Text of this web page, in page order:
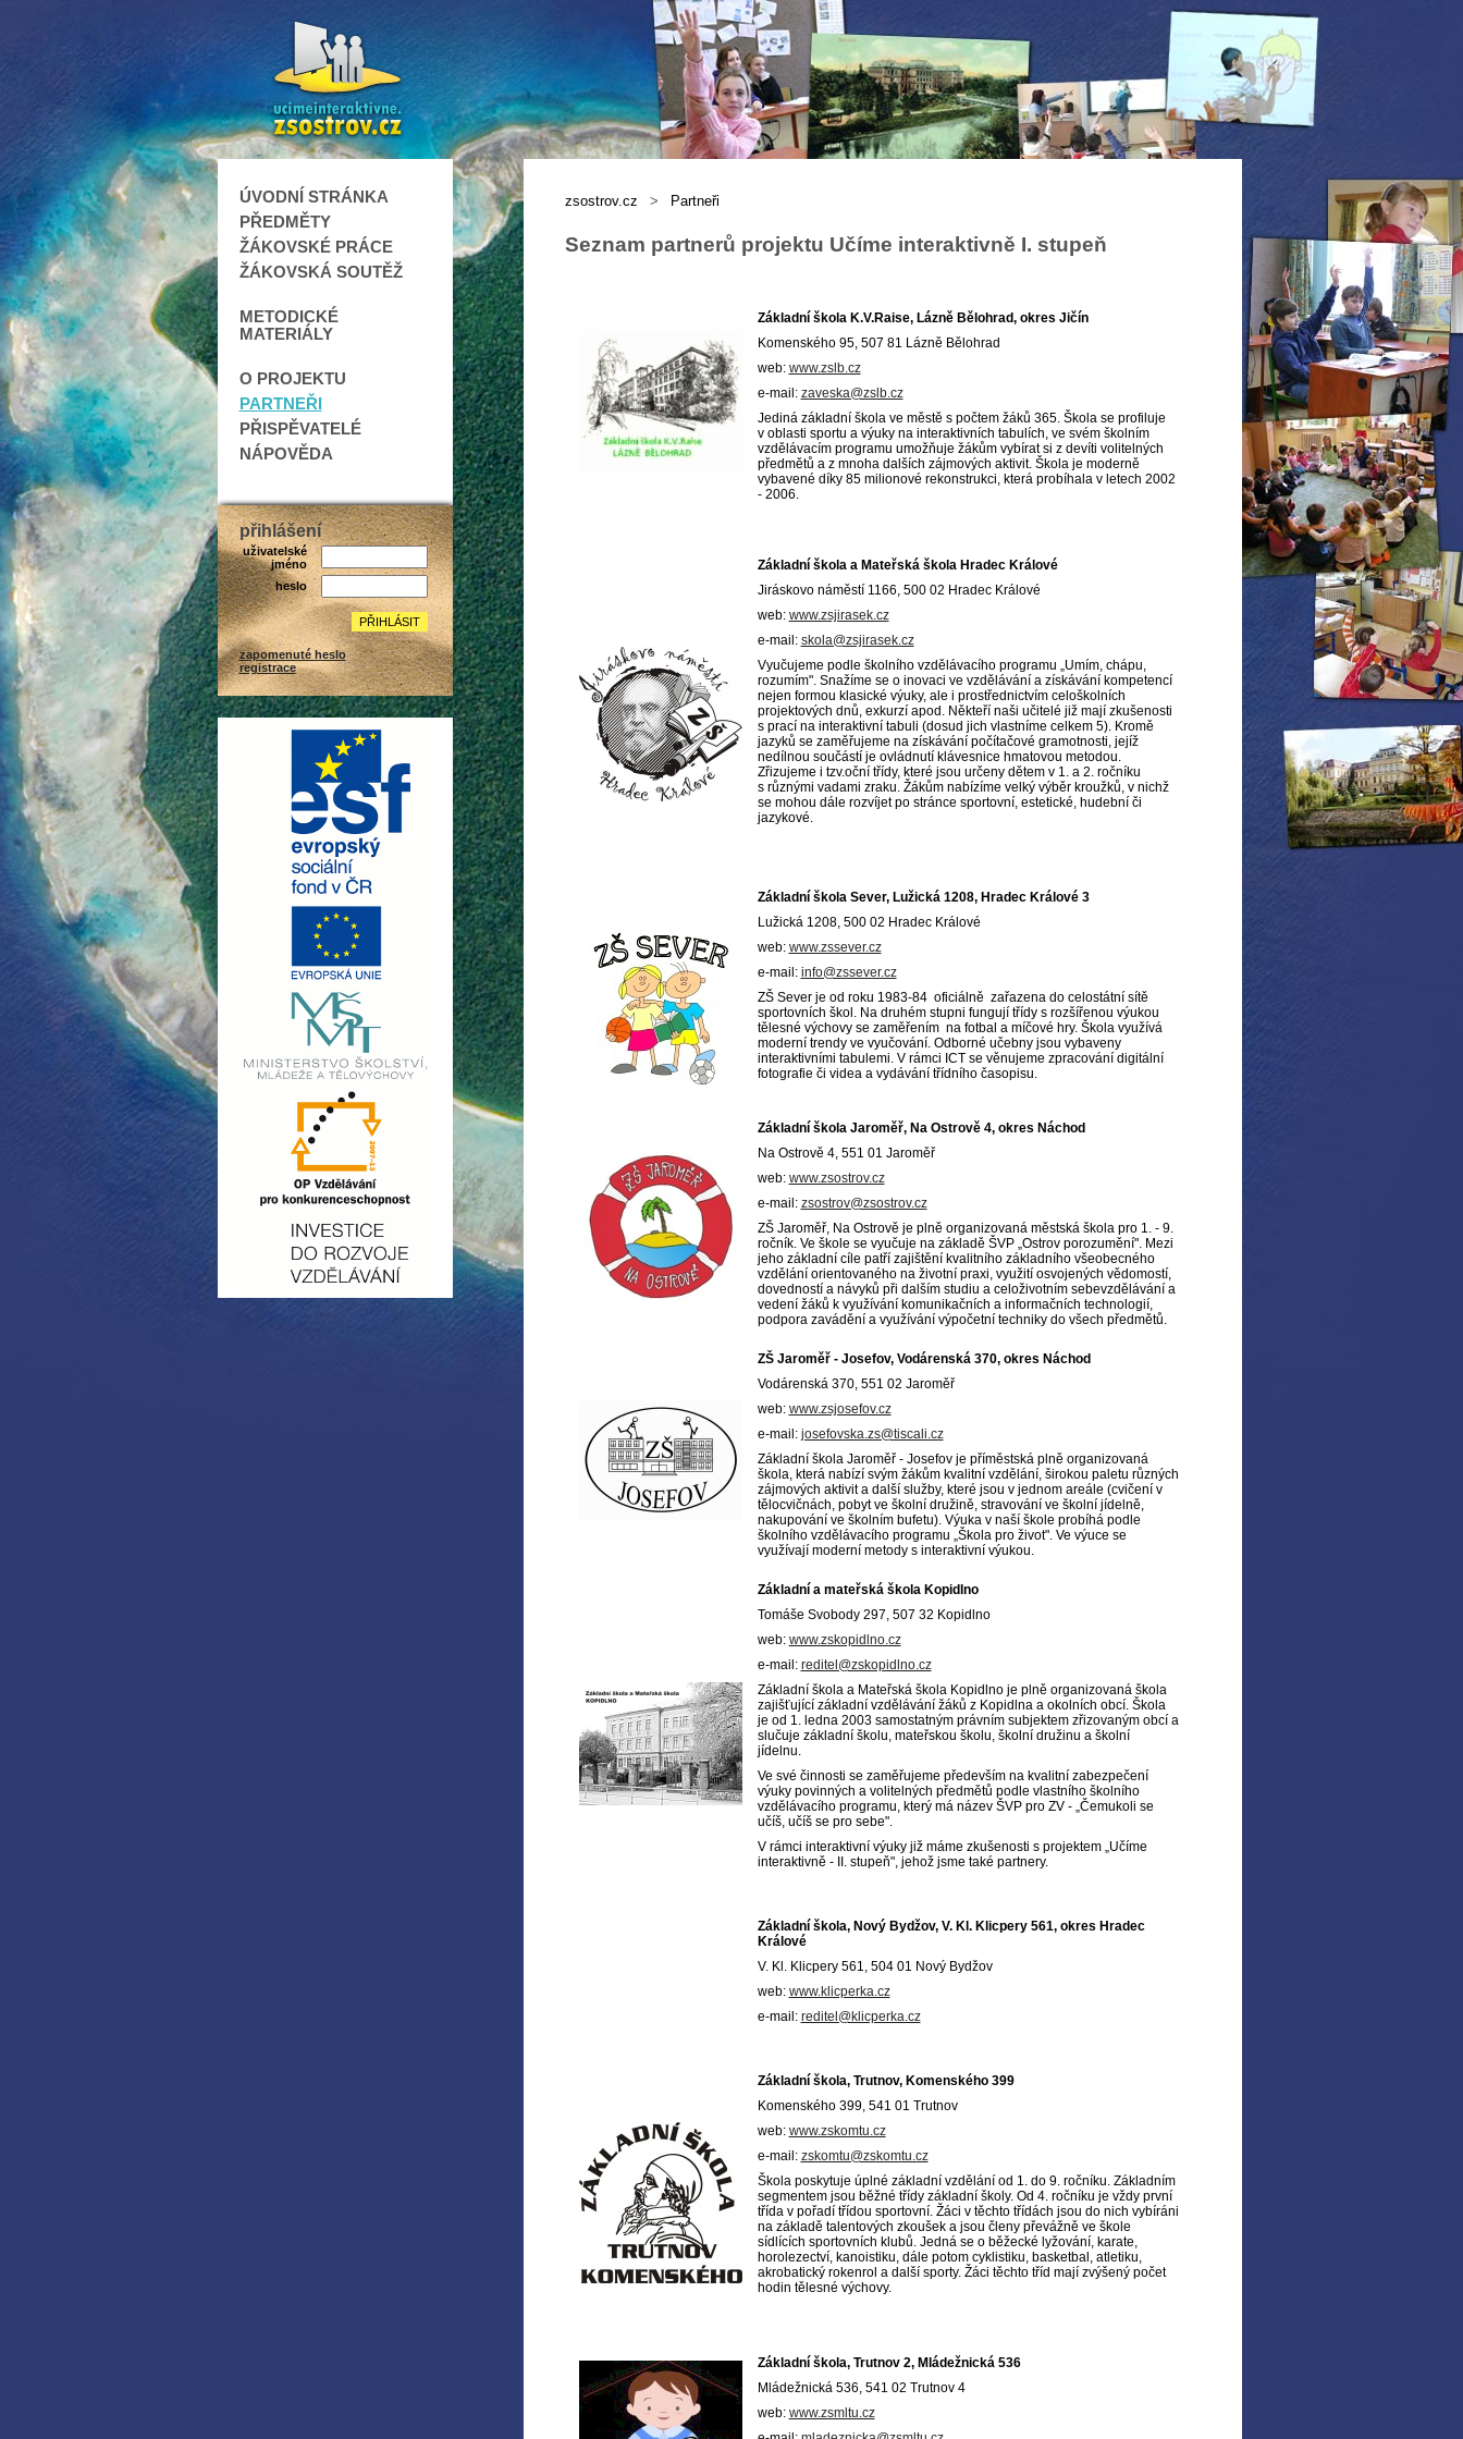
ÚVODNÍ STRÁNKA
PŘEDMĚTY
ŽÁKOVSKÉ PRÁCE
ŽÁKOVSKÁ SOUTĚŽ
METODICKÉ
MATERIÁLY
O PROJEKTU
PARTNEŘI
PŘISPĚVATELÉ
NÁPOVĚDA
přihlášení
uživatelské
jméno
heslo
zapomenuté heslo
registrace
zsostrov.cz > Partneři
Seznam partnerů projektu Učíme interaktivně I. stupeň
Základní škola K.V.Raise, Lázně Bělohrad, okres Jičín
Komenského 95, 507 81 Lázně Bělohrad
web: www.zslb.cz
e-mail: zaveska@zslb.cz
Jediná základní škola ve městě s počtem žáků 365. Škola se profiluje
v oblasti sportu a výuky na interaktivních tabulích, ve svém školním
vzdělávacím programu umožňuje žákům vybírat si z devíti volitelných
předmětů a z mnoha dalších zájmových aktivit. Škola je moderně
vybavené díky 85 milionové rekonstrukci, která probíhala v letech 2002
- 2006.
Základní škola a Mateřská škola Hradec Králové
Jiráskovo náměstí 1166, 500 02 Hradec Králové
web: www.zsjirasek.cz
e-mail: skola@zsjirasek.cz
Vyučujeme podle školního vzdělávacího programu „Umím, chápu,
rozumím". Snažíme se o inovaci ve vzdělávání a získávání kompetencí
nejen formou klasické výuky, ale i prostřednictvím celoškolních
projektových dnů, exkurzí apod. Někteří naši učitelé již mají zkušenosti
s prací na interaktivní tabuli (dosud jich vlastníme celkem 5). Kromě
jazyků se zaměřujeme na získávání počítačové gramotnosti, jejíž
nedílnou součástí je ovládnutí klávesnice hmatovou metodou.
Zřizujeme i tzv.oční třídy, které jsou určeny dětem v 1. a 2. ročníku
s různými vadami zraku. Žákům nabízíme velký výběr kroužků, v nichž
se mohou dále rozvíjet po stránce sportovní, estetické, hudební či
jazykové.
Základní škola Sever, Lužická 1208, Hradec Králové 3
Lužická 1208, 500 02 Hradec Králové
web: www.zssever.cz
e-mail: info@zssever.cz
ZŠ Sever je od roku 1983-84 oficiálně zařazena do celostátní sítě
sportovních škol. Na druhém stupni fungují třídy s rozšířenou výukou
tělesné výchovy se zaměřením na fotbal a míčové hry. Škola využívá
moderní trendy ve vyučování. Odborné učebny jsou vybaveny
interaktivními tabulemi. V rámci ICT se věnujeme zpracování digitální
fotografie či videa a vydávání třídního časopisu.
Základní škola Jaroměř, Na Ostrově 4, okres Náchod
Na Ostrově 4, 551 01 Jaroměř
web: www.zsostrov.cz
e-mail: zsostrov@zsostrov.cz
ZŠ Jaroměř, Na Ostrově je plně organizovaná městská škola pro 1. - 9.
ročník. Ve škole se vyučuje na základě ŠVP „Ostrov porozumění". Mezi
jeho základní cíle patří zajištění kvalitního základního všeobecného
vzdělání orientovaného na životní praxi, využití osvojených vědomostí,
dovedností a návyků při dalším studiu a celoživotním sebevzdělávání a
vedení žáků k využívání komunikačních a informačních technologií,
podpora zavádění a využívání výpočetní techniky do všech předmětů.
ZŠ Jaroměř - Josefov, Vodárenská 370, okres Náchod
Vodárenská 370, 551 02 Jaroměř
web: www.zsjosefov.cz
e-mail: josefovska.zs@tiscali.cz
Základní škola Jaroměř - Josefov je příměstská plně organizovaná
škola, která nabízí svým žákům kvalitní vzdělání, širokou paletu různých
zájmových aktivit a další služby, které jsou v jednom areále (cvičení v
tělocvičnách, pobyt ve školní družině, stravování ve školní jídelně,
nakupování ve školním bufetu). Výuka v naší škole probíhá podle
školního vzdělávacího programu „Škola pro život". Ve výuce se
využívají moderní metody s interaktivní výukou.
Základní a mateřská škola Kopidlno
Tomáše Svobody 297, 507 32 Kopidlno
web: www.zskopidlno.cz
e-mail: reditel@zskopidlno.cz
Základní škola a Mateřská škola Kopidlno je plně organizovaná škola
zajišťující základní vzdělávání žáků z Kopidlna a okolních obcí. Škola
je od 1. ledna 2003 samostatným právním subjektem zřizovaným obcí a
slučuje základní školu, mateřskou školu, školní družinu a školní
jídelnu.
Ve své činnosti se zaměřujeme především na kvalitní zabezpečení
výuky povinných a volitelných předmětů podle vlastního školního
vzdělávacího programu, který má název ŠVP pro ZV - „Čemukoli se
učíš, učíš se pro sebe".
V rámci interaktivní výuky již máme zkušenosti s projektem „Učíme
interaktivně - II. stupeň", jehož jsme také partnery.
Základní škola, Nový Bydžov, V. Kl. Klicpery 561, okres Hradec
Králové
V. Kl. Klicpery 561, 504 01 Nový Bydžov
web: www.klicperka.cz
e-mail: reditel@klicperka.cz
Základní škola, Trutnov, Komenského 399
Komenského 399, 541 01 Trutnov
web: www.zskomtu.cz
e-mail: zskomtu@zskomtu.cz
Škola poskytuje úplné základní vzdělání od 1. do 9. ročníku. Základním
segmentem jsou běžné třídy základní školy. Od 4. ročníku je vždy první
třída v pořadí třídou sportovní. Žáci v těchto třídách jsou do nich vybíráni
na základě talentových zkoušek a jsou členy převážně ve škole
sídlících sportovních klubů. Jedná se o běžecké lyžování, karate,
horolezectví, kanoistiku, dále potom cyklistiku, basketbal, atletiku,
akrobatický rokenrol a další sporty. Žáci těchto tříd mají zvýšený počet
hodin tělesné výchovy.
Základní škola, Trutnov 2, Mládežnická 536
Mládežnická 536, 541 02 Trutnov 4
web: www.zsmltu.cz